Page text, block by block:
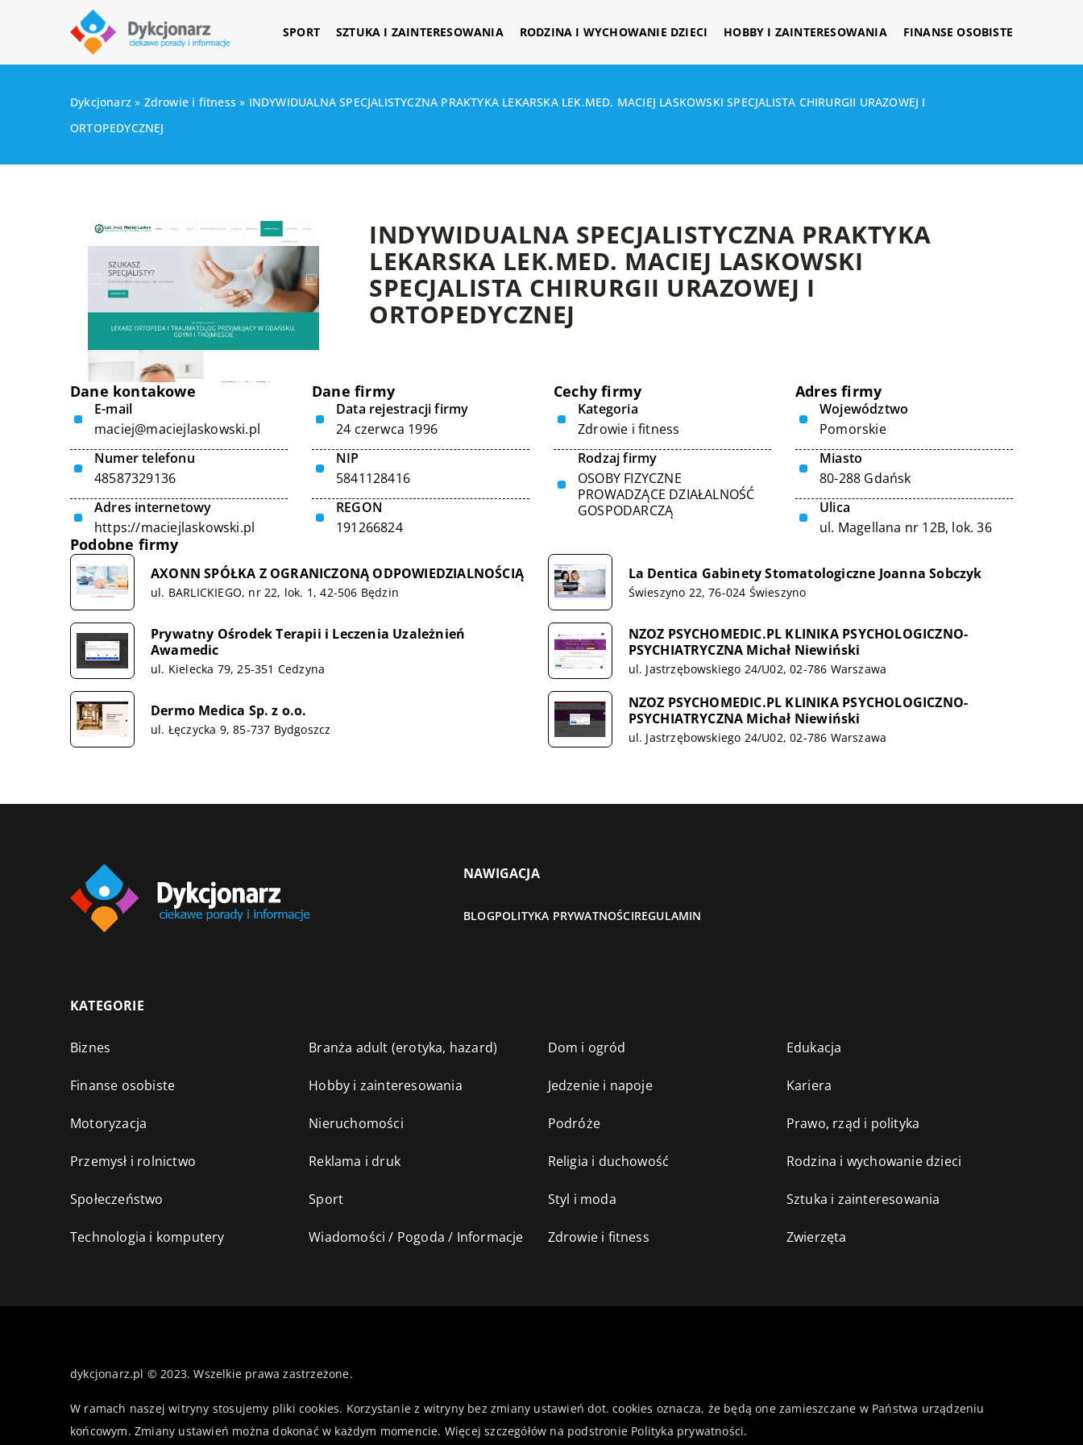
SPORT SZTUKA I ZAINTERESOWANIA RODZINA I WYCHOWANIE DZIECI HOBBY I ZAINTERESOWANIA FINANSE OSOBISTE
Dykcjonarz » Zdrowie i fitness » INDYWIDUALNA SPECJALISTYCZNA PRAKTYKA LEKARSKA LEK.MED. MACIEJ LASKOWSKI SPECJALISTA CHIRURGII URAZOWEJ I
ORTOPEDYCZNEJ
INDYWIDUALNA SPECJALISTYCZNA PRAKTYKA
LEKARSKA LEK.MED. MACIEJ LASKOWSKI
SPECJALISTA CHIRURGII URAZOWEJ I
ORTOPEDYCZNEJ
Dane kontakowe
E-mail
maciej@maciejlaskowski.pl
Numer telefonu
48587329136
Adres internetowy
https://maciejlaskowski.pl
Dane firmy
Data rejestracji firmy
24 czerwca 1996
NIP
5841128416
REGON
191266824
Cechy firmy
Kategoria
Zdrowie i fitness
Rodzaj firmy
OSOBY FIZYCZNE
PROWADZĄCE DZIAŁALNOŚĆ
GOSPODARCZĄ
Adres firmy
Województwo
Pomorskie
Miasto
80-288 Gdańsk
Ulica
ul. Magellana nr 12B, lok. 36
Podobne firmy
AXONN SPÓŁKA Z OGRANICZONĄ ODPOWIEDZIALNOŚCIĄ
ul. BARLICKIEGO, nr 22, lok. 1, 42-506 Będzin
La Dentica Gabinety Stomatologiczne Joanna Sobczyk
Świeszyno 22, 76-024 Świeszyno
Prywatny Ośrodek Terapii i Leczenia Uzależnień
Awamedic
ul. Kielecka 79, 25-351 Cedzyna
NZOZ PSYCHOMEDIC.PL KLINIKA PSYCHOLOGICZNO-
PSYCHIATRYCZNA Michał Niewiński
ul. Jastrzębowskiego 24/U02, 02-786 Warszawa
Dermo Medica Sp. z o.o.
ul. Łęczycka 9, 85-737 Bydgoszcz
NZOZ PSYCHOMEDIC.PL KLINIKA PSYCHOLOGICZNO-
PSYCHIATRYCZNA Michał Niewiński
ul. Jastrzębowskiego 24/U02, 02-786 Warszawa
NAWIGACJA
BLOGPOLITYKA PRYWATNOŚCIREGULAMIN
KATEGORIE
Biznes Branża adult (erotyka, hazard) Dom i ogród Edukacja
Finanse osobiste Hobby i zainteresowania Jedzenie i napoje Kariera
Motoryzacja Nieruchomości Podróże Prawo, rząd i polityka
Przemysł i rolnictwo Reklama i druk Religia i duchowość Rodzina i wychowanie dzieci
Społeczeństwo Sport Styl i moda Sztuka i zainteresowania
Technologia i komputery Wiadomości / Pogoda / Informacje Zdrowie i fitness Zwierzęta
dykcjonarz.pl © 2023. Wszelkie prawa zastrzeżone.
W ramach naszej witryny stosujemy pliki cookies. Korzystanie z witryny bez zmiany ustawień dot. cookies oznacza, że będą one zamieszczane w Państwa urządzeniu
końcowym. Zmiany ustawień można dokonać w każdym momencie. Więcej szczegółów na podstronie Polityka prywatności.